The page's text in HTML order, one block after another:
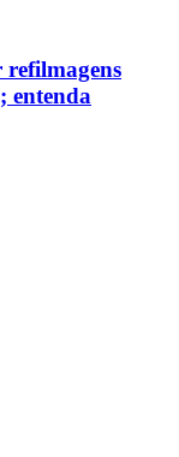
entenda